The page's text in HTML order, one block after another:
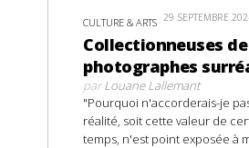
CULTURE & ARTS 29 SEPTEMBRE
Collectionneuses
photographes
parLouane Lallemant
"Pourquoi n'accorderais-je
réalité, soit cette valeur de
temps, n'est point exposée à